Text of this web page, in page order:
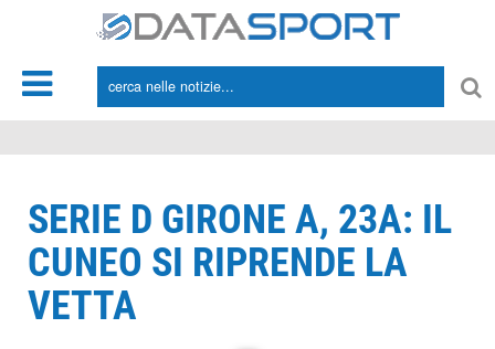
SERIE D GIRONE A, 23A: IL
CUNEO SI RIPRENDE LA
VETTA